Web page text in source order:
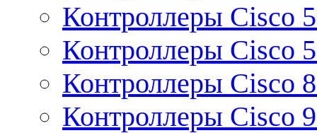
Контроллеры Cisco
Контроллеры Cisco
Контроллеры Cisco
Контроллеры Cisco